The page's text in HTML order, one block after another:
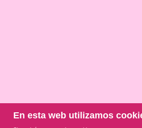
En esta web utilizamos